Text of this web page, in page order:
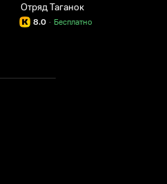
Отряд Таганок
8.0 Бесплатно
·